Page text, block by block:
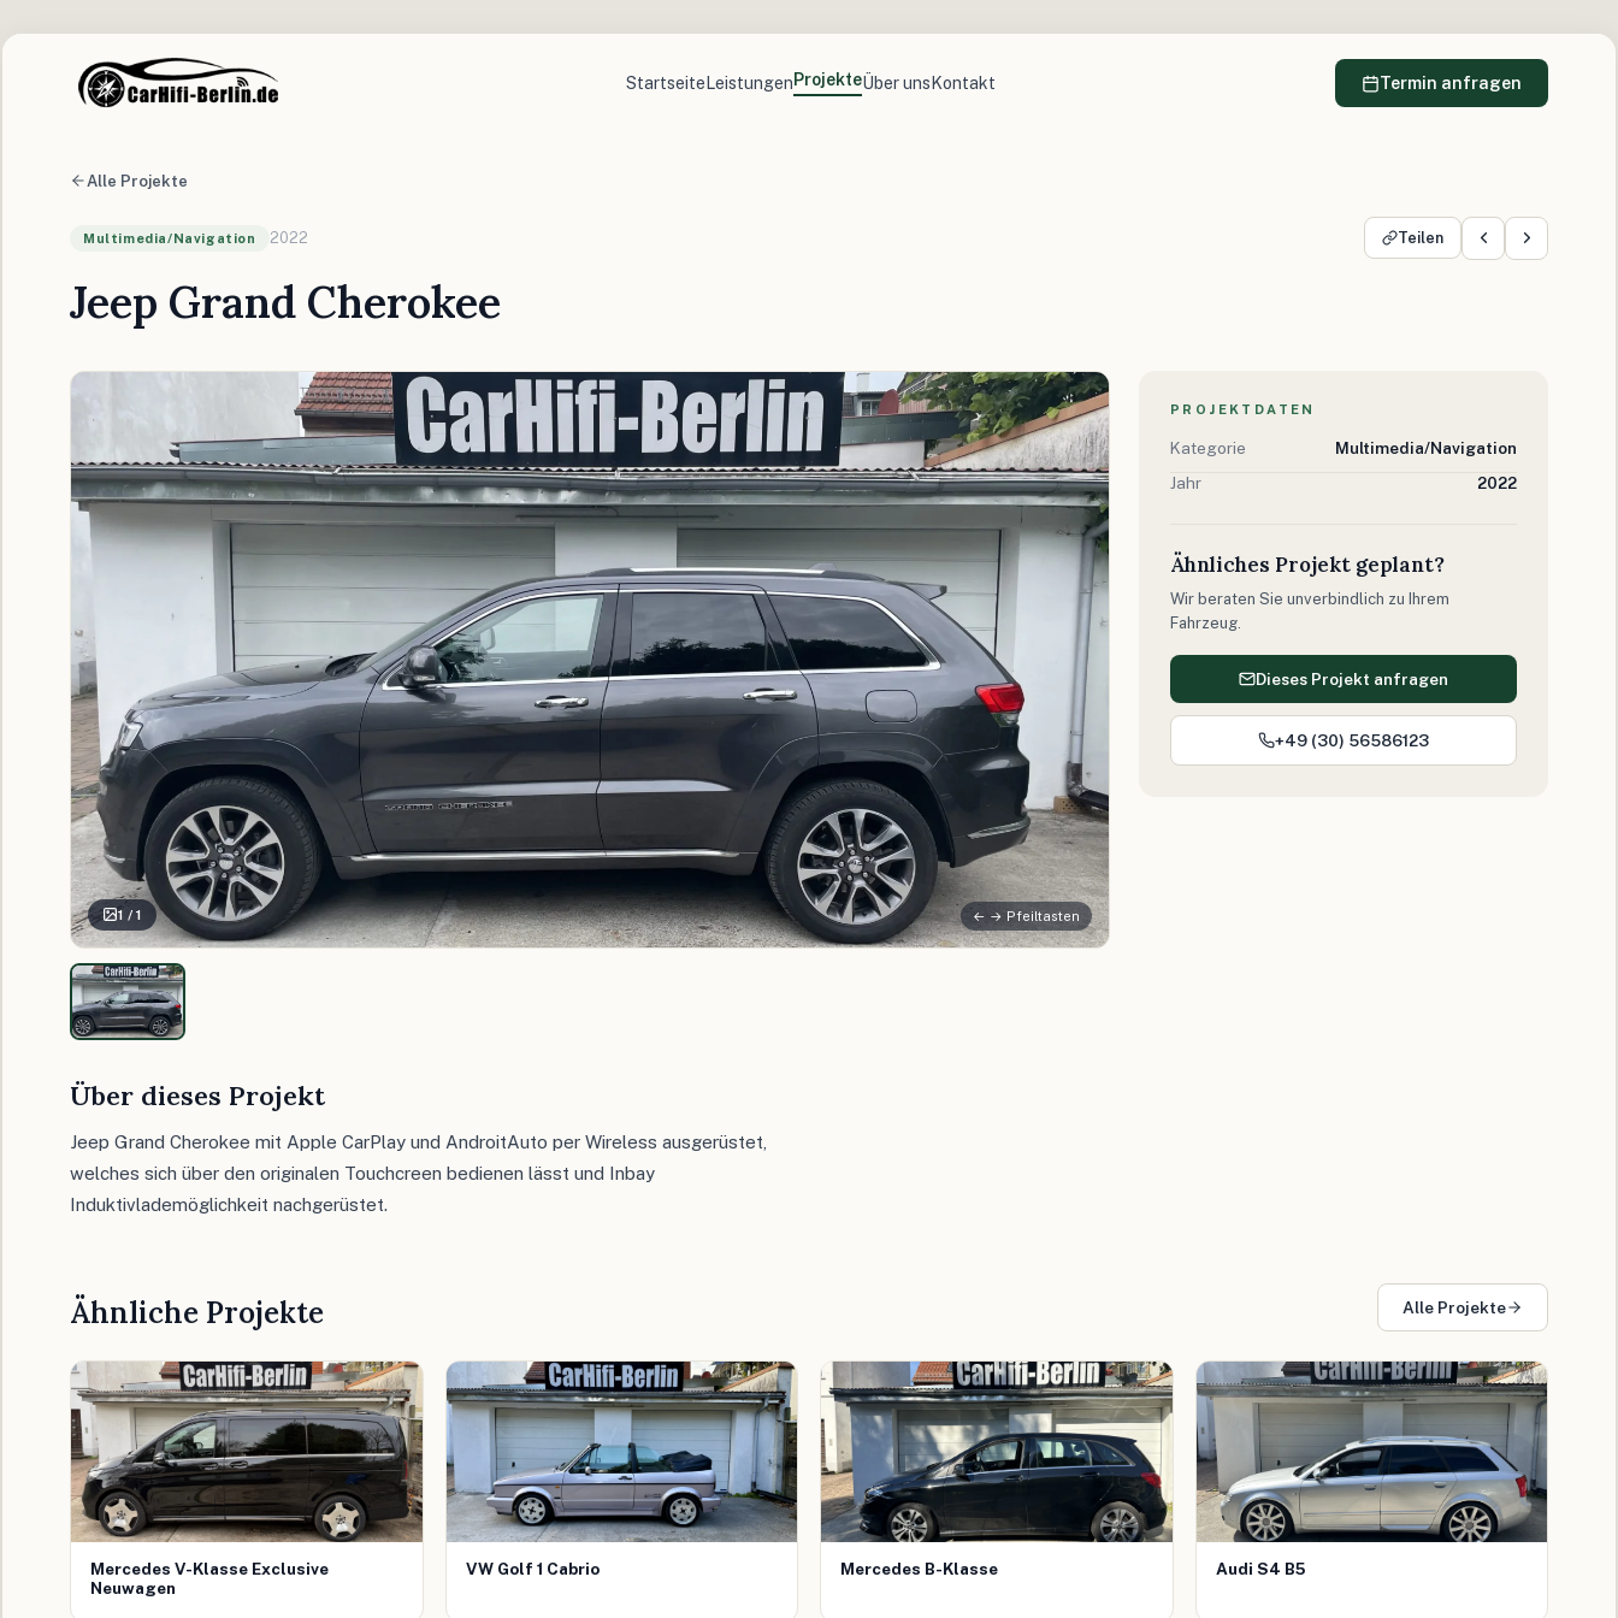
Startseite LeistungenProjekteÜber uns Kontakt Termin anfragen
Alle Projekte
Multimedia/Navigation 2022 Teilen
Jeep Grand Cherokee
1 / 1 ← → Pfeiltasten
Über dieses Projekt
Jeep Grand Cherokee mit Apple CarPlay und AndroitAuto per Wireless ausgerüstet,
welches sich über den originalen Touchcreen bedienen lässt und Inbay
Induktivlademöglichkeit nachgerüstet.
PROJEKTDATEN
Kategorie
Multimedia/Navigation
Jahr
2022
Ähnliches Projekt geplant?
Wir beraten Sie unverbindlich zu Ihrem
Fahrzeug.
Dieses Projekt anfragen
+49 (30) 56586123
Ähnliche Projekte Alle Projekte
Mercedes V-Klasse Exclusive
Neuwagen
VW Golf 1 Cabrio Mercedes B-Klasse Audi S4 B5